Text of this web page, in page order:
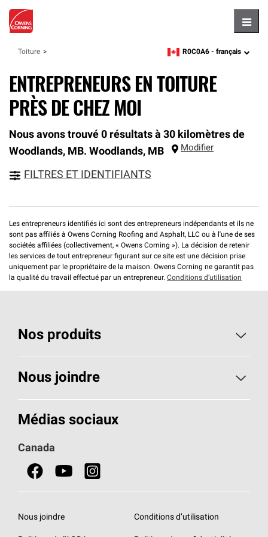
Toiture zipcode,language
R0C0A6 - français
ENTREPRENEURS EN TOITURE
PRÈS DE CHEZ MOI
Nous avons trouvé 0 résultats à 30 kilomètres de
Woodlands, MB. Woodlands, MB Modifier
FILTRES ET IDENTIFIANTS
Les entrepreneurs identifiés ici sont des entrepreneurs indépendants et ils ne
sont pas affiliés à Owens Corning Roofing and Asphalt, LLC ou à l'une de ses
sociétés affiliées (collectivement, « Owens Corning »). La décision de retenir
les services de tout entrepreneur figurant sur ce site est une décision prise
uniquement par le propriétaire de la maison. Owens Corning ne garantit pas
la qualité du travail effectué par un entrepreneur. Conditions d’utilisation
Nos produits
Toiture
Isolants pour usage résidentiel
Portes
Nous joindre
Composez le 1 800 438-7465
Médias sociaux
Canada
Nous joindre Conditions d’utilisation